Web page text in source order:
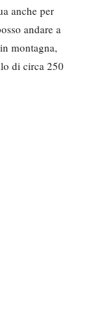
anche per
andare a
montagna,
di circa 250